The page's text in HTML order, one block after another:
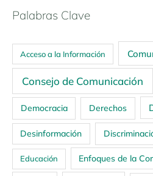
Palabras Clave
Acceso a la Información
Consejo de Comunicación
Democracia Derechos
Desinformación
Educación Enfoques de la